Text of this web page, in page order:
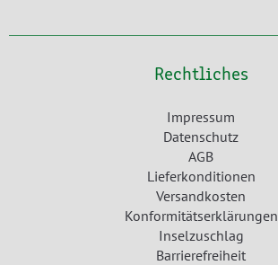
Rechtliches
Impressum
Datenschutz
AGB
Lieferkonditionen
Versandkosten
Konformitätserklärungen
Inselzuschlag
Barrierefreiheit